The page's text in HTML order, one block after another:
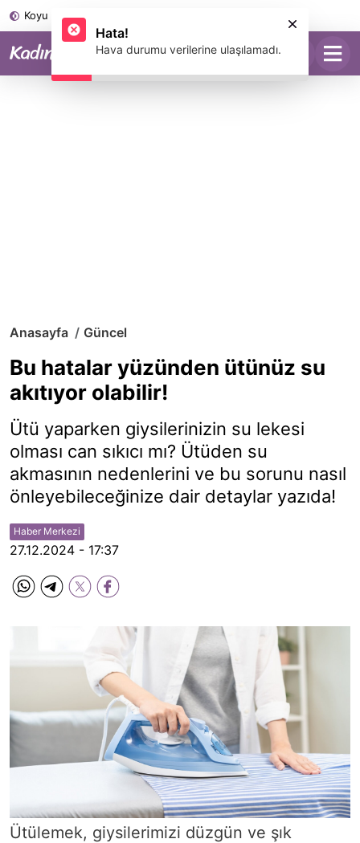
Koyu Mod
Anasayfa Güncel
Bu hatalar yüzünden ütünüz su
akıtıyor olabilir!
Ütü yaparken giysilerinizin su lekesi
olması can sıkıcı mı? Ütüden su
akmasının nedenlerini ve bu sorunu nasıl
önleyebileceğinize dair detaylar yazıda!
Haber Merkezi
27.12.2024 - 17:37
Ütülemek, giysilerimizi düzgün ve şık